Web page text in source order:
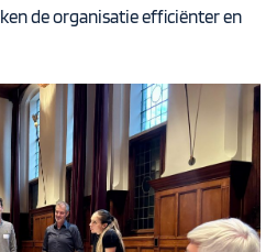
de organisatie efficiënter en